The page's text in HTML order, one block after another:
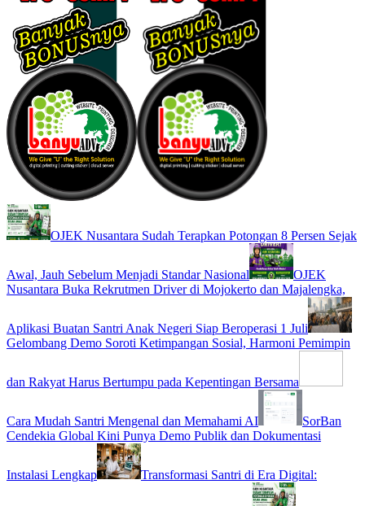
OJEK Nusantara Sudah Terapkan Potongan 8 Persen Sejak
Awal, Jauh Sebelum Menjadi Standar Nasional
OJEK
Nusantara Buka Rekrutmen Driver di Mojokerto dan Majalengka,
Aplikasi Buatan Santri Anak Negeri Siap Beroperasi 1 Juli
Gelombang Demo Soroti Ketimpangan Sosial, Harmoni Pemimpin
dan Rakyat Harus Bertumpu pada Kepentingan Bersama
Cara Mudah Santri Mengenal dan Memahami AI
SorBan
Cendekia Global Kini Punya Demo Publik dan Dokumentasi
Instalasi Lengkap Transformasi Santri di Era Digital: